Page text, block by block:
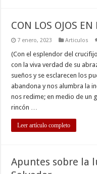
CON LOS OJOS
7 enero, 2023 Articulos
(Con el esplendor del
con la viva verdad de su
sueños y se esclarecen los
abandona y nos alumbra la
nos redime; en medio de un
rincón …
Leer artículo completo
Apuntes sobre la